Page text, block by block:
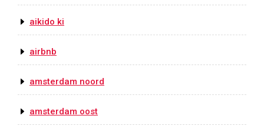
aikido ki
airbnb
amsterdam noord
amsterdam oost